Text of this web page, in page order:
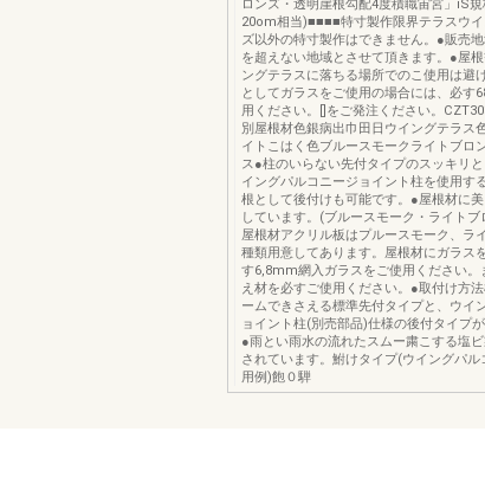
ロンズ・透明崖根勾配4度積職宙宮」iS
20om相当)■■■■特寸製作限界テラスウ
ズ以外の特寸製作はできません。●販売
を超えない地域とさせて頂きます。●屋
ングテラスに落ちる場所でのこ使用は避
としてガラスをご使用の場合には、必す
用ください。[]をご発注ください。
別屋根材色銀病出巾田日ウイングテラス
イトこはく色ブルースモークライトブロ
ス●柱のいらない先付タイプのスッキリ
イングパルコニージョイント柱を使用す
根として後付けも可能です。●屋根材に
しています。(ブルースモーク・ライト
屋根材アクリル板はプルースモーク、ラ
種類用意してあります。屋根材にガラス
す6,8mm網入ガラスをご使用ください。
え材を必すご使用ください。●取付け方
ームできさえる標準先付タイプと、ウイ
ョイント柱(別売部品)仕様の後付タイプ
●雨とい雨水の流れたスムー粛こする塩
されています。鮒けタイプ(ウイングパル
用例)飽０騨